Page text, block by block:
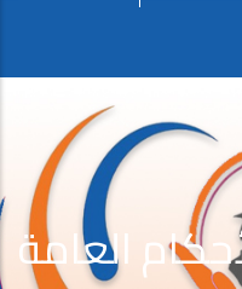
العامة